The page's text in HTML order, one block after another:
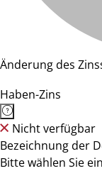
Änderung des
Haben-Zins
Nicht verfügbar
Bezeichnung der
Bitte wählen Sie